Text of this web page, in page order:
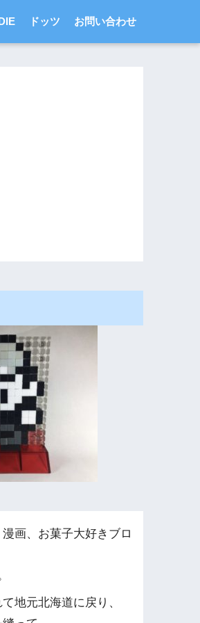
ドッツ お問い合わせ
画、お菓子大好きブロ
地元北海道に戻り、